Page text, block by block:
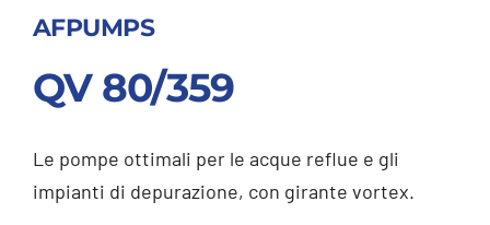
AFPUMPS
QV 80/359
Le pompe ottimali per le acque reflue e gli
impianti di depurazione, con girante vortex.